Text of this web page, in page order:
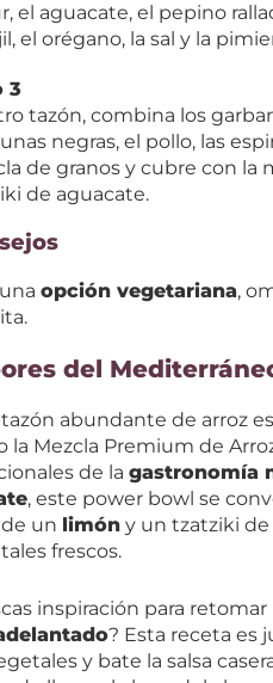
el aguacate, el pepino
el orégano, la sal y la
3
tazón, combina los
negras, el pollo, las
de granos y cubre con la
de aguacate.
opción vegetariana,
del
abundante de arroz
la Mezcla Premium de
de la gastronomía
, este power bowl se
un limón y un tzatziki de
frescos.
inspiración para
? Esta receta es
y bate la salsa